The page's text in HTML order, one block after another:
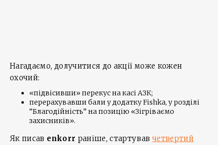
Нагадаємо, долучитися до акції може кожен
охочий:
«підвісивши» перекус на касі АЗК;
перерахувавши бали у додатку Fishka, у розділі
“Благодійність” на позицію «Зігріваємо
захисників».
Як писав enkorr раніше, стартувавчетвертий